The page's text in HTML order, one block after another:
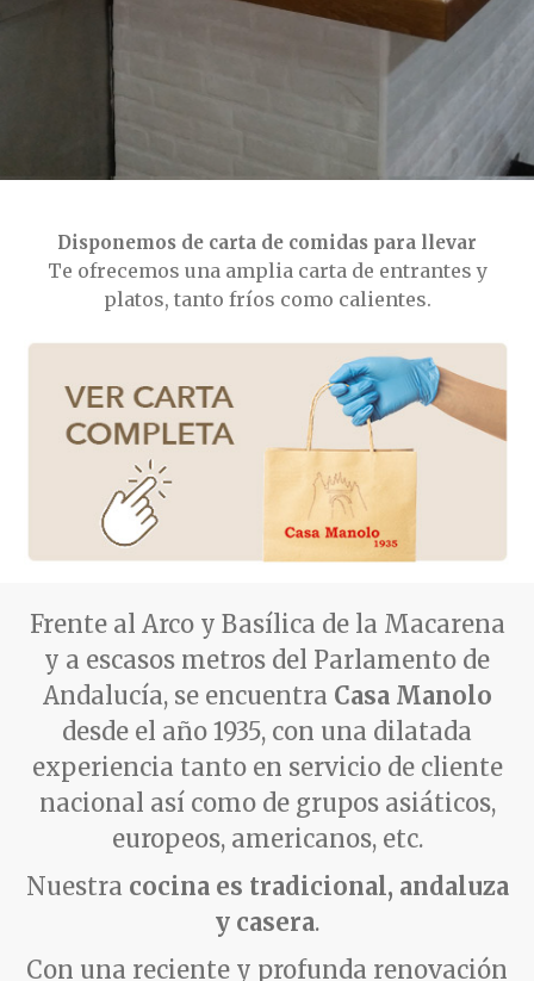
WordPress.org
Disponemos de carta de comidas para llevar
Te ofrecemos una amplia carta de entrantes y
platos, tanto fríos como calientes.
Frente al Arco y Basílica de la Macarena
y a escasos metros del Parlamento de
Andalucía, se encuentra Casa Manolo
desde el año 1935, con una dilatada
experiencia tanto en servicio de cliente
nacional así como de grupos asiáticos,
europeos, americanos, etc.
Nuestra cocina es tradicional, andaluza
y casera.
Con una reciente y profunda renovación